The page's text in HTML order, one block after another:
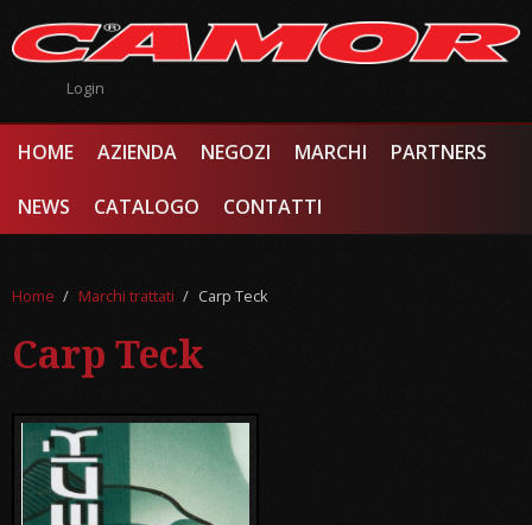
Login
HOME AZIENDA NEGOZI MARCHI PARTNERS
NEWS CATALOGO CONTATTI
Home / Marchi trattati / Carp Teck
Carp Teck